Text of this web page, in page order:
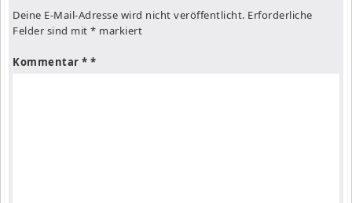
Deine E-Mail-Adresse wird nicht veröffentlicht. Erforderliche
Felder sind mit * markiert
Kommentar *